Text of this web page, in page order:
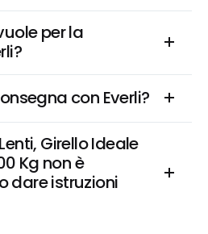
per la
con Everli?
Girello Ideale
Kg non è
dare istruzioni